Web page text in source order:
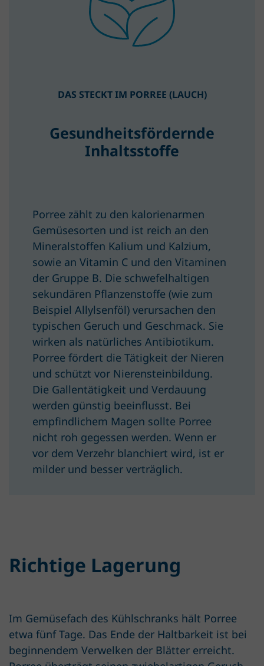
DAS STECKT IM PORREE (LAUCH)
Gesundheitsfördernde
Inhaltsstoffe
Porree zählt zu den kalorienarmen
Gemüsesorten und ist reich an den
Mineralstoffen Kalium und Kalzium,
sowie an Vitamin C und den Vitaminen
der Gruppe B. Die schwefelhaltigen
sekundären Pflanzenstoffe (wie zum
Beispiel Allylsenföl) verursachen den
typischen Geruch und Geschmack. Sie
wirken als natürliches Antibiotikum.
Porree fördert die Tätigkeit der Nieren
und schützt vor Nierensteinbildung.
Die Gallentätigkeit und Verdauung
werden günstig beeinflusst. Bei
empfindlichem Magen sollte Porree
nicht roh gegessen werden. Wenn er
vor dem Verzehr blanchiert wird, ist er
milder und besser verträglich.
Richtige Lagerung
Im Gemüsefach des Kühlschranks hält Porree
etwa fünf Tage. Das Ende der Haltbarkeit ist bei
beginnendem Verwelken der Blätter erreicht.